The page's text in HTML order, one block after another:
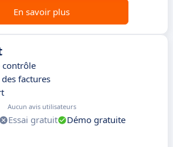
En savoir plus
contrôle
factures
Aucun avis utilisateurs
Essai gratuit
Démo gratuite